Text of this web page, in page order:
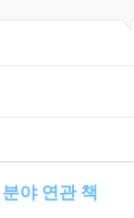
분야 연관 책